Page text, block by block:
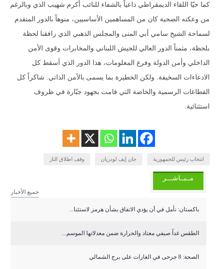
كما حيّا اللقاء الديمقراطي داعياً بالشفاء للنائب أكرم شهيب الذي وبالرغم
من وعكته الصحية كان من المساهمين الأساسيين، منوهاً بالدور المتقدم
لسماحة الشيخ سامي أبي المنى والمجلس الذهبي الذي رافقنا لحظة
بلحظة، مثمناً الدور العالي للجيش اللبناني والمخابرات وقوى الأمن
الداخلي وأمن الدولة وفرع المعلومات، هذا الدور الذي أسقط كل
الادعاءات السخيفة. ولكن الخطيرة بما يسمى بالأمن الذاتي. شاكراً كل
القطاعات الرسمية والخاصة التي قامت بجهود جبّارة في ظروف
استثنائية.
انتخاب رئيس للجمهورية جان إيف لودريان وقف اطلاق النار
مــبــاشـــر
جميع الأخبار
باكستان: نأمل في أن يؤدي الاتفاق بشأن هرمز لاستئنا...
الطقس غداً صيفي معتاد والحرارة ضمن معدلاتها الموسم...
الصحة: 8 جرحى في الغارات على برج الشمالي